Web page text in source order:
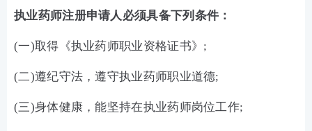
执业药师注册申请人必须具备下列条件：
(一)取得《执业药师职业资格证书》;
(二)遵纪守法，遵守执业药师职业道德;
(三)身体健康，能坚持在执业药师岗位工作;